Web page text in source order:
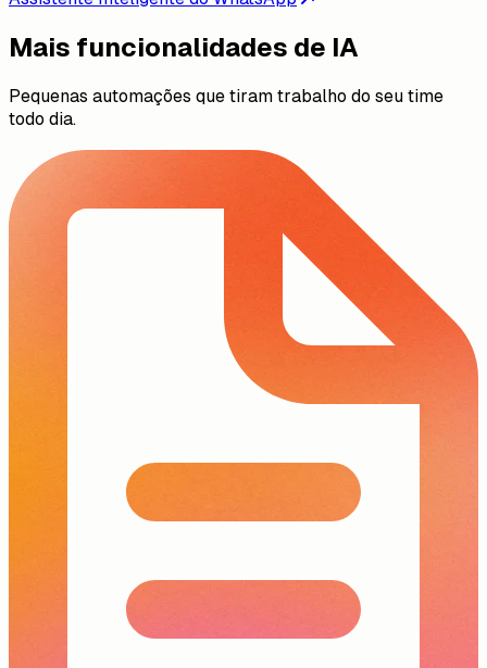
Mais funcionalidades de IA
Pequenas automações que tiram trabalho do seu time
todo dia.